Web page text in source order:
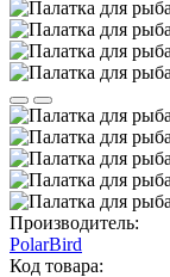
Производитель:
PolarBird
Код товара: